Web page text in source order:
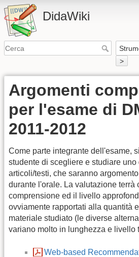
DidaWiki
>
Argomenti
per l'esame di
2011-2012
Come parte integrante dell'esame,
studente di scegliere e studiare uno
articoli/testi, che saranno
durante l'orale. La valutazione terrà
comprensione ed il livello
ovviamente rapportati alla quantità
materiale studiato (le diverse
variano molto in lunghezza e livello
Web-based